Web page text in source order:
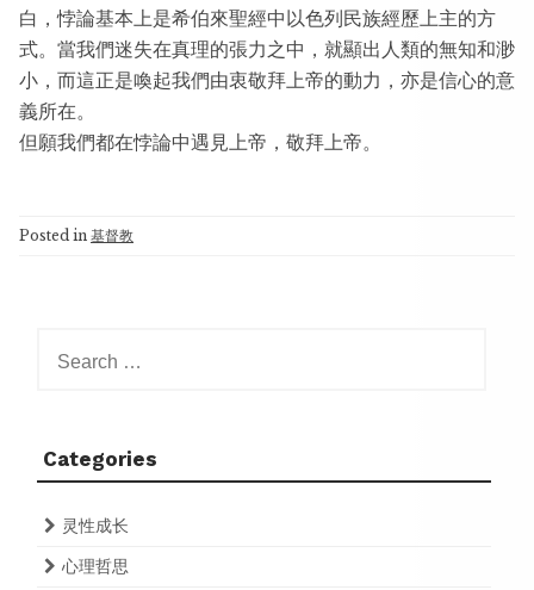
白，悖論基本上是希伯來聖經中以色列民族經歷上主的方
式。當我們迷失在真理的張力之中，就顯出人類的無知和渺
小，而這正是喚起我們由衷敬拜上帝的動力，亦是信心的意
義所在。
但願我們都在悖論中遇見上帝，敬拜上帝。
Posted in 基督教
for:
Categories
灵性成长
心理哲思